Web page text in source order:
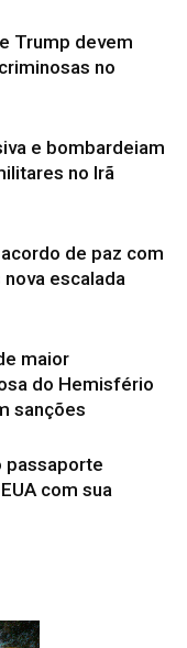
Trump devem
no
e bombardeiam
no Irã
de paz com
nova escalada
maior
do Hemisfério
sanções
passaporte
com sua